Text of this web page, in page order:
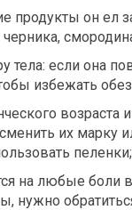
продукты он ел
тела: если она
избежать
возраста
их марку
пеленки;
на любые боли
нужно